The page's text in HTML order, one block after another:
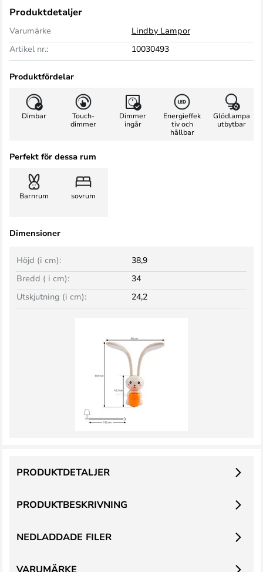
Produktdetaljer
Varumärke
Lindby Lampor
Artikel nr.:
10030493
Produktfördelar
Dimbar
Touch-
dimmer
Dimmer
ingår
Energieffek
tiv och
hållbar
Glödlampa
utbytbar
Perfekt för dessa rum
Barnrum sovrum
Dimensioner
Bredd ( i cm): 34
Höjd (i cm): 38,9
Utskjutning (i cm): 24,2
PRODUKTBESKRIVNING
PRODUKTDETALJER
NEDLADDADE FILER
VARUMÄRKE